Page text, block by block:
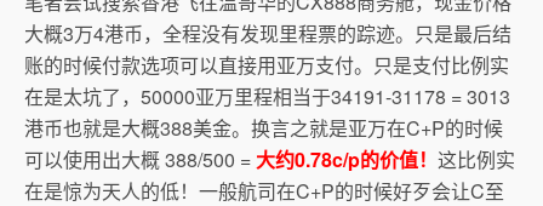
大概3万4港币，全程没有发现里程票的踪迹。只是最后结
账的时候付款选项可以直接用亚万支付。只是支付比例实
在是太坑了，50000亚万里程相当于34191-31178 = 3013
港币也就是大概388美金。换言之就是亚万在C+P的时候
可以使用出大概 388/500 = 大约0.78c/p的价值！ 这比例实
在是惊为天人的低！一般航司在C+P的时候好歹会让C至